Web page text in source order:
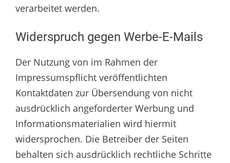
verarbeitet werden.
Widerspruch gegen Werbe-E-Mails
Der Nutzung von im Rahmen der
Impressumspflicht veröffentlichten
Kontaktdaten zur Übersendung von nicht
ausdrücklich angeforderter Werbung und
Informationsmaterialien wird hiermit
widersprochen. Die Betreiber der Seiten
behalten sich ausdrücklich rechtliche Schritte